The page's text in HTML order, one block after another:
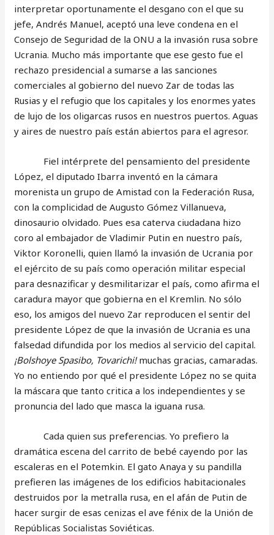
interpretar oportunamente el desgano con el que su
jefe, Andrés Manuel, aceptó una leve condena en el
Consejo de Seguridad de la ONU a la invasión rusa sobre
Ucrania. Mucho más importante que ese gesto fue el
rechazo presidencial a sumarse a las sanciones
comerciales al gobierno del nuevo Zar de todas las
Rusias y el refugio que los capitales y los enormes yates
de lujo de los oligarcas rusos en nuestros puertos. Aguas
y aires de nuestro país están abiertos para el agresor.
Fiel intérprete del pensamiento del presidente
López, el diputado Ibarra inventó en la cámara
morenista un grupo de Amistad con la Federación Rusa,
con la complicidad de Augusto Gómez Villanueva,
dinosaurio olvidado. Pues esa caterva ciudadana hizo
coro al embajador de Vladimir Putin en nuestro país,
Viktor Koronelli, quien llamó la invasión de Ucrania por
el ejército de su país como operación militar especial
para desnazificar y desmilitarizar el país, como afirma el
caradura mayor que gobierna en el Kremlin. No sólo
eso, los amigos del nuevo Zar reproducen el sentir del
presidente López de que la invasión de Ucrania es una
falsedad difundida por los medios al servicio del capital.
¡Bolshoye Spasibo, Tovarichi!muchas gracias, camaradas.
Yo no entiendo por qué el presidente López no se quita
la máscara que tanto critica a los independientes y se
pronuncia del lado que masca la iguana rusa.
Cada quien sus preferencias. Yo prefiero la
dramática escena del carrito de bebé cayendo por las
escaleras en el Potemkin. El gato Anaya y su pandilla
prefieren las imágenes de los edificios habitacionales
destruidos por la metralla rusa, en el afán de Putin de
hacer surgir de esas cenizas el ave fénix de la Unión de
Repúblicas Socialistas Soviéticas.